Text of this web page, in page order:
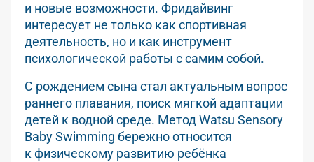
и новые возможности. Фридайвинг
интересует не только как спортивная
деятельность, но и как инструмент
психологической работы с самим собой.
С рождением сына стал актуальным вопрос
раннего плавания, поиск мягкой адаптации
детей к водной среде. Метод Watsu Sensory
Baby Swimming бережно относится
к физическому развитию ребёнка